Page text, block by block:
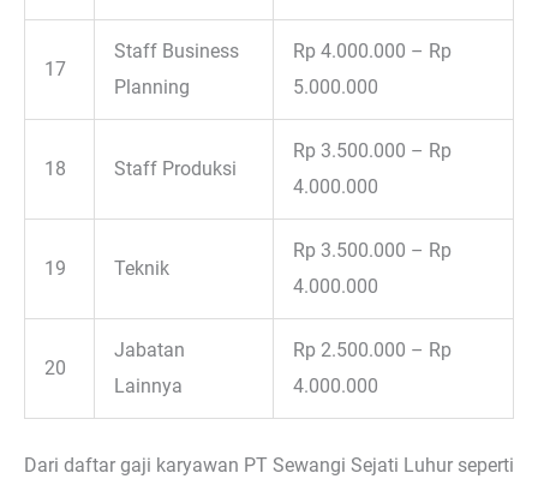
17
Staff Business
Planning
Rp 4.000.000 – Rp
5.000.000
18 Staff Produksi
Rp 3.500.000 – Rp
4.000.000
19 Teknik
Rp 3.500.000 – Rp
4.000.000
20
Jabatan
Lainnya
Rp 2.500.000 – Rp
4.000.000
Dari daftar gaji karyawan PT Sewangi Sejati Luhur seperti